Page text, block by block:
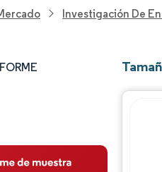
Investigación De
del Mercado